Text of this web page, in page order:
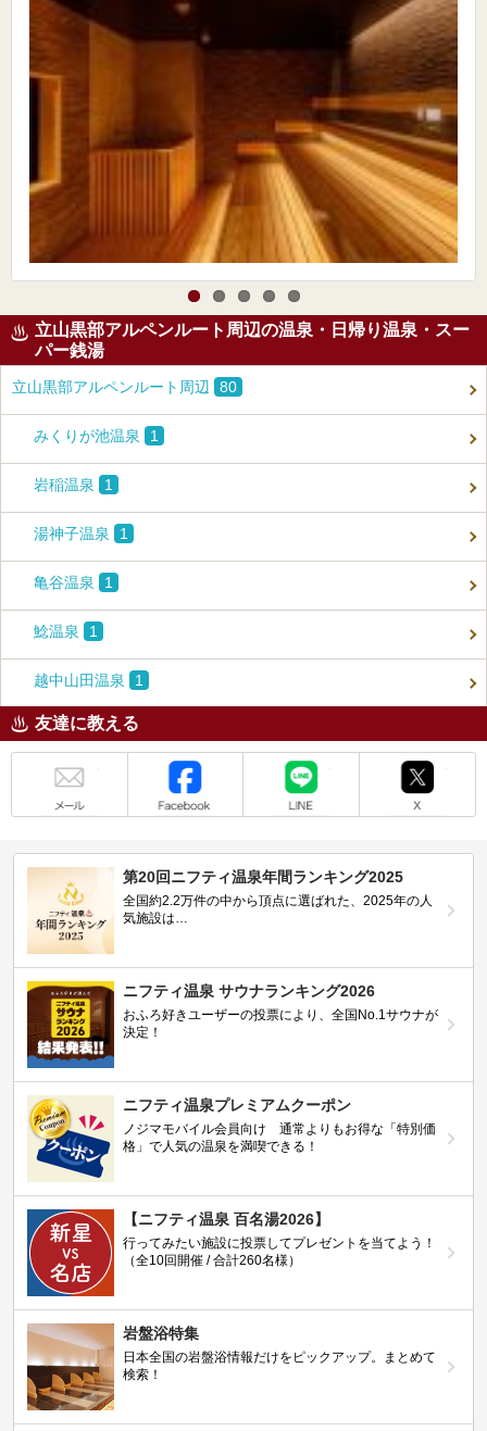
立山黒部アルペンルート周辺の温泉・日帰り温泉・スー
パー銭湯
立山黒部アルペンルート周辺 80
みくりが池温泉 1
岩稲温泉 1
湯神子温泉 1
亀谷温泉 1
鯰温泉 1
越中山田温泉 1
友達に教える
第20回ニフティ温泉年間ランキング2025
全国約2.2万件の中から頂点に選ばれた、2025年の人
気施設は…
ニフティ温泉 サウナランキング2026
おふろ好きユーザーの投票により、全国No.1サウナが
決定！
ニフティ温泉プレミアムクーポン
ノジマモバイル会員向け 通常よりもお得な「特別価
格」で人気の温泉を満喫できる！
【ニフティ温泉 百名湯2026】
行ってみたい施設に投票してプレゼントを当てよう！
（全10回開催 / 合計260名様）
岩盤浴特集
日本全国の岩盤浴情報だけをピックアップ。まとめて
検索！